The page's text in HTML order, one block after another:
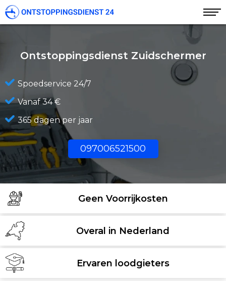
Ontstoppingsdienst Zuidschermer
Spoedservice 24/7
Vanaf 34 €
365 dagen per jaar
097006521500
Geen Voorrijkosten
Overal in Nederland
Ervaren loodgieters